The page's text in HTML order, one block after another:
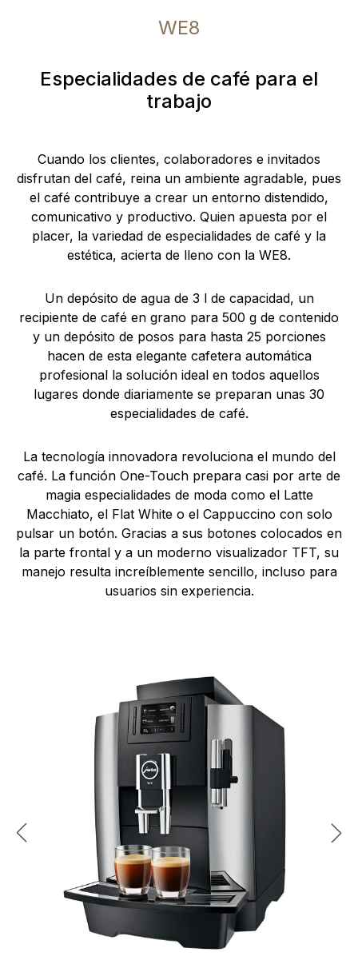
WE8
Especialidades de café para el
trabajo
Cuando los clientes, colaboradores e invitados
disfrutan del café, reina un ambiente agradable, pues
el café contribuye a crear un entorno distendido,
comunicativo y productivo. Quien apuesta por el
placer, la variedad de especialidades de café y la
estética, acierta de lleno con la WE8.
Un depósito de agua de 3 l de capacidad, un
recipiente de café en grano para 500 g de contenido
y un depósito de posos para hasta 25 porciones
hacen de esta elegante cafetera automática
profesional la solución ideal en todos aquellos
lugares donde diariamente se preparan unas 30
especialidades de café.
La tecnología innovadora revoluciona el mundo del
café. La función One-Touch prepara casi por arte de
magia especialidades de moda como el Latte
Macchiato, el Flat White o el Cappuccino con solo
pulsar un botón. Gracias a sus botones colocados en
la parte frontal y a un moderno visualizador TFT, su
manejo resulta increíblemente sencillo, incluso para
usuarios sin experiencia.